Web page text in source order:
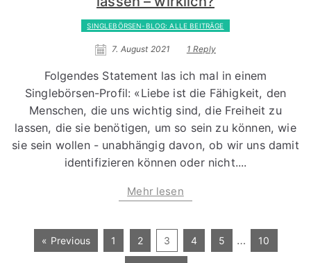
SINGLEBÖRSEN-BLOG: ALLE BEITRÄGE
7. August 2021 1 Reply
Folgendes Statement las ich mal in einem
Singlebörsen-Profil: «Liebe ist die Fähigkeit, den
Menschen, die uns wichtig sind, die Freiheit zu
lassen, die sie benötigen, um so sein zu können, wie
sie sein wollen - unabhängig davon, ob wir uns damit
identifizieren können oder nicht....
Mehr lesen
« Previous 1 2 3 4 5 … 10